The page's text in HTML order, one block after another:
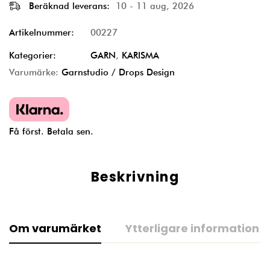
Beräknad leverans: 10 - 11 aug, 2026
Artikelnummer: 00227
Kategorier: GARN, KARISMA
Varumärke: Garnstudio / Drops Design
Få först. Betala sen.
Beskrivning
Om varumärket Ytterligare information